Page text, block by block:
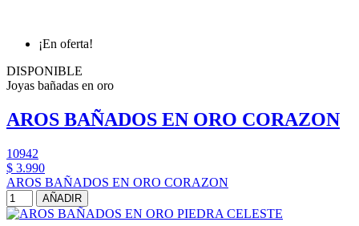
¡En oferta!
DISPONIBLE
Joyas bañadas en oro
AROS BAÑADOS EN ORO CORAZON
10942
$ 3.990
AROS BAÑADOS EN ORO CORAZON
AÑADIR